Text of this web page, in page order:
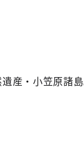
・小笠原諸島